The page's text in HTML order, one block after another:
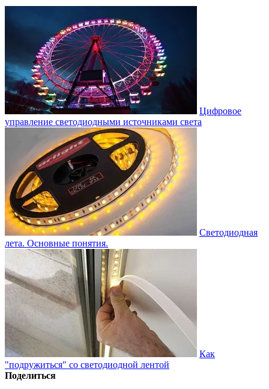
Цифровое
управление светодиодными источниками света
Светодиодная
лета. Основные понятия.
Как
"подружиться" со светодиодной лентой
Поделиться